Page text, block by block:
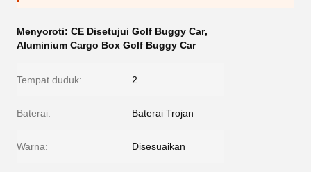
Menyoroti: CE Disetujui Golf Buggy Car,
Aluminium Cargo Box Golf Buggy Car
Tempat duduk: 2
Baterai: Baterai Trojan
Warna: Disesuaikan